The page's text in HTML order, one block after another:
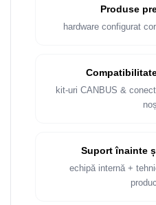
Rame adaptoare Dacia
Rame adaptoare BMW
Rame adaptoare Volvo
Produse
hardware configurat
kit-uri CANBUS &
Suport înainte
echipă internă +